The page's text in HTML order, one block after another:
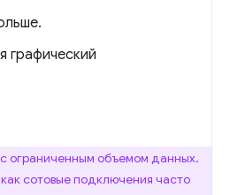
графический
ограниченным объемом данных.
сотовые подключения часто